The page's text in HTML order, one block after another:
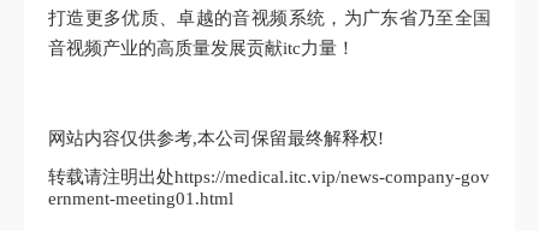
打造更多优质、卓越的音视频系统，为广东省乃至全国
音视频产业的高质量发展贡献itc力量！
网站内容仅供参考,本公司保留最终解释权!
转载请注明出处https://medical.itc.vip/news-company-gov
ernment-meeting01.html